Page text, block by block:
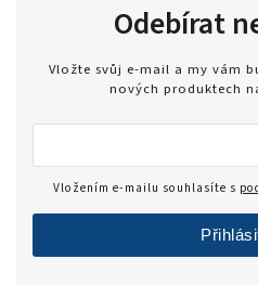
Odebírat
Vložte svůj e-mail a my vám
nových produktech
Vložením e-mailu souhlasíte s